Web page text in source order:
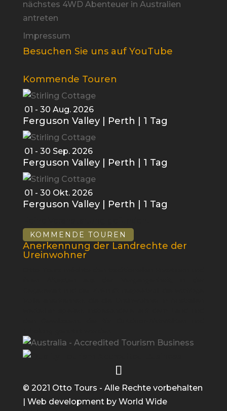
nächstes 4WD Abenteuer in Australien
antreten
Impressum
Besuchen Sie uns auf YouTube
Kommende Touren
01 - 30 Aug. 2026
Ferguson Valley | Perth | 1 Tag
01 - 30 Sep. 2026
Ferguson Valley | Perth | 1 Tag
01 - 30 Okt. 2026
Ferguson Valley | Perth | 1 Tag
KOMMENDE TOUREN
Anerkennung der Landrechte der
Ureinwohner
© 2021 Otto Tours - Alle Rechte vorbehalten
| Web development by World Wide